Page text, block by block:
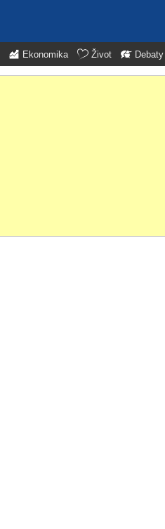
Ekonomika Život Debaty